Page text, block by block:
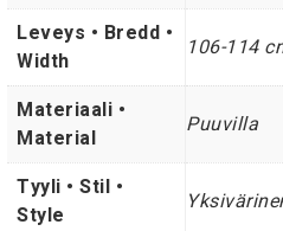
Leveys • Bredd •
Width
106-114
Materiaali •
Material
Puuvilla
Tyyli • Stil •
Style